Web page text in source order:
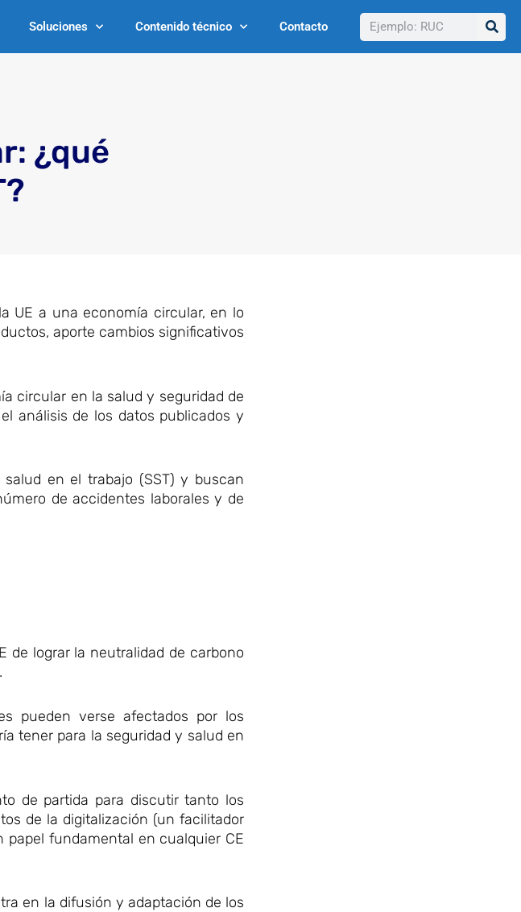
Soluciones Contenido técnico Contacto Buscar
¿qué
UE a una economía circular, en lo
aporte cambios significativos
circular en la salud y seguridad de
análisis de los datos publicados y
en el trabajo (SST) y buscan
de accidentes laborales y de
de lograr la neutralidad de carbono
pueden verse afectados por los
tener para la seguridad y salud en
de partida para discutir tanto los
de la digitalización (un facilitador
fundamental en cualquier CE
en la difusión y adaptación de los